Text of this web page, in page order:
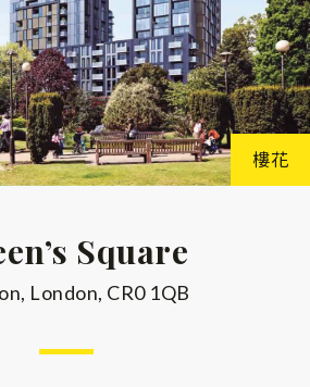
樓花
Square
London, CR0 1QB